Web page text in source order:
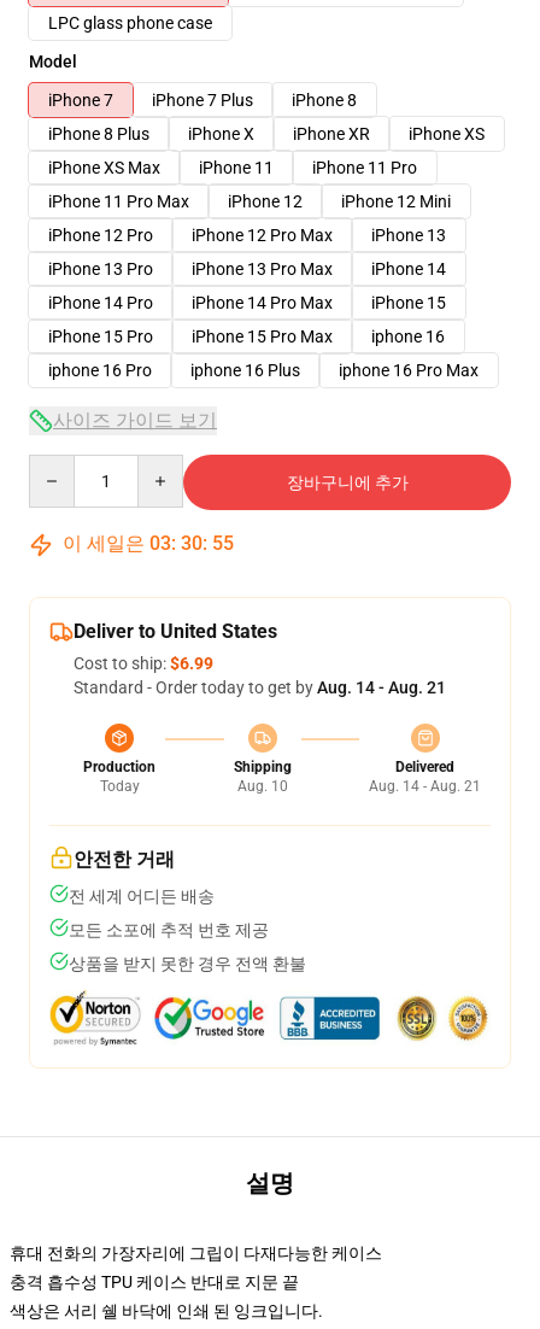
LPC glass phone case
Model
iPhone 7
iPhone 7 Plus
iPhone 8
iPhone 8 Plus
iPhone X iPhone XR
iPhone XS
iPhone XS Max
iPhone 11
iPhone 11 Pro
iPhone 11 Pro Max
iPhone 12
iPhone 12 Mini
iPhone 12 Pro
iPhone 12 Pro Max
iPhone 13
iPhone 13 Pro
iPhone 13 Pro Max
iPhone 14
iPhone 14 Pro
iPhone 14 Pro Max
iPhone 15
iPhone 15 Pro
iPhone 15 Pro Max
iphone 16
iphone 16 Pro
iphone 16 Plus iphone 16 Pro Max
사이즈 가이드 보기
장바구니에 추가
이 세일은 03: 30: 54
Deliver to United States
Cost to ship:$6.99
Standard - Order today to get byAug. 14 - Aug. 21
Production
Today
Shipping
Aug. 10
Delivered
Aug. 14 - Aug. 21
안전한 거래
전 세계 어디든 배송
모든 소포에 추적 번호 제공
상품을 받지 못한 경우 전액 환불
설명
휴대 전화의 가장자리에 그립이 다재다능한 케이스
충격 흡수성 TPU 케이스 반대로 지문 끝
색상은 서리 쉘 바닥에 인쇄 된 잉크입니다.